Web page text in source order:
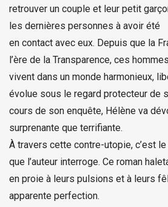
retrouver un couple et leur petit
les dernières personnes à avoir été
en contact avec eux. Depuis que la
l’ère de la Transparence, ces
vivent dans un monde harmonieux,
évolue sous le regard protecteur de
cours de son enquête, Hélène va
surprenante que terrifiante.
À travers cette contre-utopie, c’est le
que l’auteur interroge. Ce roman
en proie à leurs pulsions et à leurs
apparente perfection.